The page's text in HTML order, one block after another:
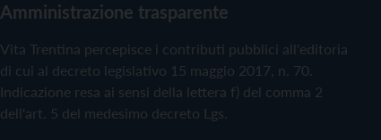
Amministrazione trasparente
Vita Trentina percepisce i contributi pubblici all'editoria
di cui al decreto legislativo 15 maggio 2017, n. 70.
Indicazione resa ai sensi della lettera f) del comma 2
dell'art. 5 del medesimo decreto Lgs.